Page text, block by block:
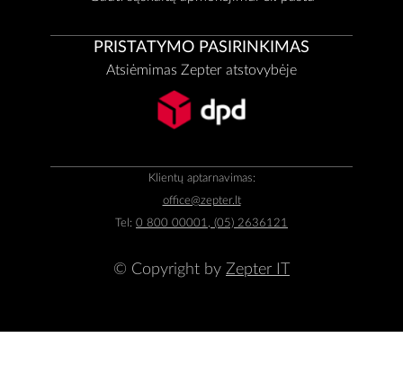
PRISTATYMO PASIRINKIMAS
Atsiėmimas Zepter atstovybėje
Klientų aptarnavimas:
office@zepter.lt
Tel: 0 800 00001, (05) 2636121
© Copyright by Zepter IT